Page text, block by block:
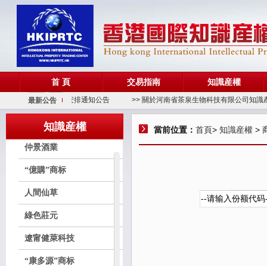
首 頁 交易指南 知識産權
最新公告
于端午節放假安排通知公告 >> 關於河南省茶泉生物科技有限公司知識產權
知識産權
功臣兵
瑪卡專家
六六合
美麗南方
賴師傅
仲景酒業
“億購”商标
人間仙草
綠色莊元
遼甯健萊科技
“康多源”商标
當前位置： 首頁> 知識産權 >